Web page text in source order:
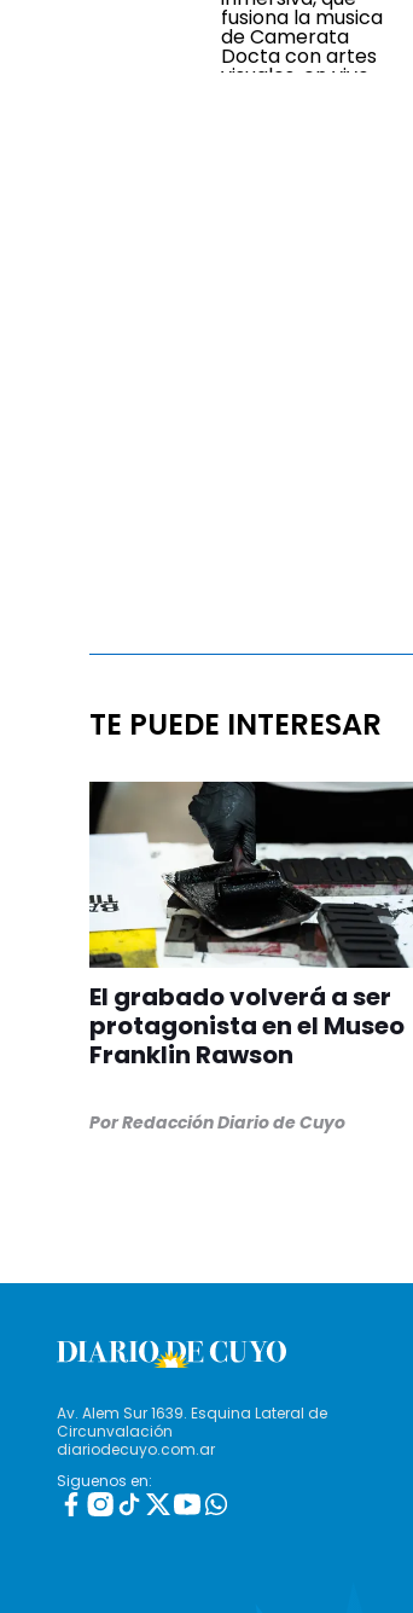
TE PUEDE INTERESAR
El grabado volverá a ser
protagonista en el Museo
Franklin Rawson
PorRedacción Diario de Cuyo
Av. Alem Sur 1639. Esquina Lateral de
Circunvalación
diariodecuyo.com.ar
Siguenos en: